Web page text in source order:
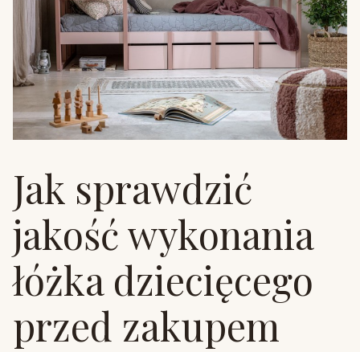
Jak sprawdzić
jakość wykonania
łóżka dziecięcego
przed zakupem